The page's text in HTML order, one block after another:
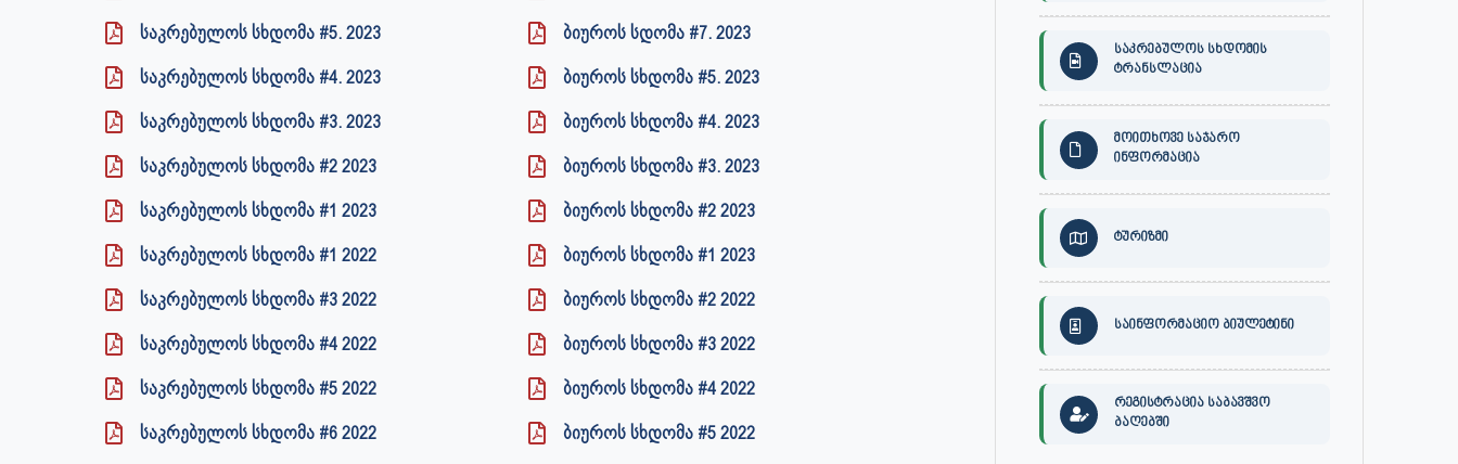
საკრებულოს სხდომა #5. 2023
საკრებულოს სხდომა #4. 2023
საკრებულოს სხდომა #3. 2023
საკრებულოს სხდომა #2 2023
საკრებულოს სხდომა #1 2023
საკრებულოს სხდომა #1 2022
საკრებულოს სხდომა #3 2022
საკრებულოს სხდომა #4 2022
საკრებულოს სხდომა #5 2022
საკრებულოს სხდომა #6 2022
ბიუროს სდომა #7. 2023
ბიუროს სხდომა #5. 2023
ბიუროს სხდომა #4. 2023
ბიუროს სხდომა #3. 2023
ბიუროს სხდომა #2 2023
ბიუროს სხდომა #1 2023
ბიუროს სხდომა #2 2022
ბიუროს სხდომა #3 2022
ბიუროს სხდომა #4 2022
ბიუროს სხდომა #5 2022
საკრებულოს სხდომის
ტრანსლაცია
მოითხოვე საჯარო
ინფორმაცია
ტურიზმი
საინფორმაციო ბიულეტინი
რეგისტრაცია საბავშვო
ბაღებში